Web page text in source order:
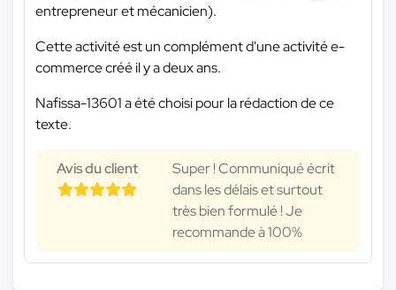
entrepreneur et mécanicien).
Cette activité est un complément d'une activité e-
commerce créé il y a deux ans.
Nafissa-13601 a été choisi pour la rédaction de ce
texte.
Avis du client
Super ! Communiqué écrit
dans les délais et surtout
très bien formulé ! Je
recommande à 100%